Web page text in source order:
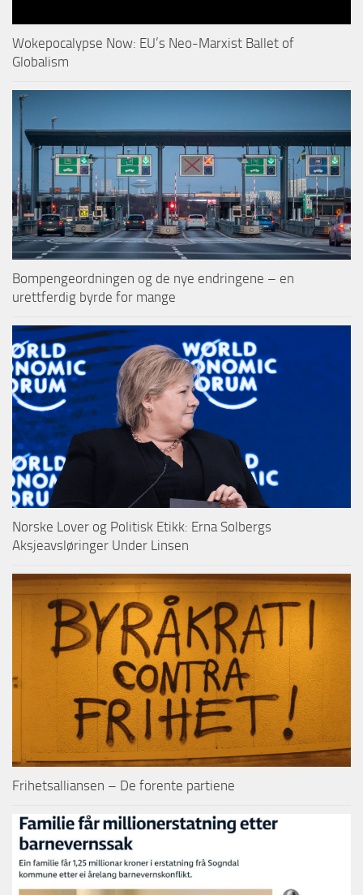
Wokepocalypse Now: EU’s Neo-Marxist Ballet of
Globalism
Bompengeordningen og de nye endringene – en
urettferdig byrde for mange
Norske Lover og Politisk Etikk: Erna Solbergs
Aksjeavsløringer Under Linsen
Frihetsalliansen – De forente partiene